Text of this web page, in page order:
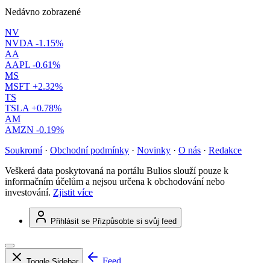
Nedávno zobrazené
NV
NVDA -1.15%
AA
AAPL -0.61%
MS
MSFT +2.32%
TS
TSLA +0.78%
AM
AMZN -0.19%
Soukromí · Obchodní podmínky · Novinky · O nás · Redakce
Veškerá data poskytovaná na portálu Bulios slouží pouze k
informačním účelům a nejsou určena k obchodování nebo
investování. Zjistit více
Přihlásit se Přizpůsobte si svůj feed